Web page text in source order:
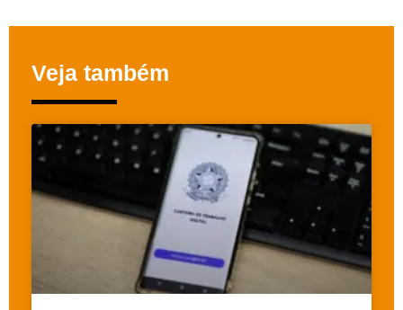
Veja também